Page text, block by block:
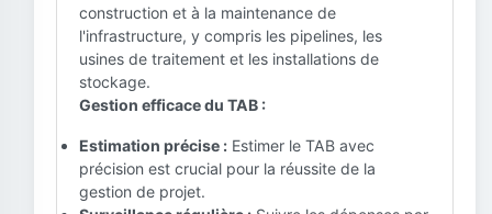
construction et à la maintenance de
l'infrastructure, y compris les pipelines, les
usines de traitement et les installations de
stockage.
Gestion efficace du TAB :
Estimation précise : Estimer le TAB avec
précision est crucial pour la réussite de la
gestion de projet.